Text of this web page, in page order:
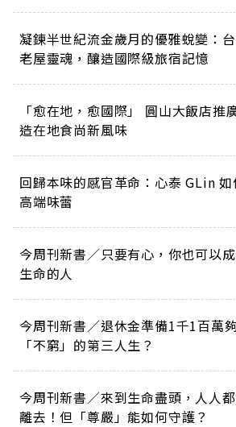
凝鍊半世紀流金歲月的優雅蛻變：
老屋靈魂，釀造國際級旅宿記憶
「愈在地，愈國際」 圓山大飯店推
造在地食尚新風味
回歸本味的感官革命：心泰 GLin
高端味蕾
今周刊新書／只要有心，你也可以
生命的人
今周刊新書／退休金準備1千1百萬
「不窮」的第三人生？
今周刊新書／來到生命盡頭，人人
離去！但「尊嚴」能如何守護？